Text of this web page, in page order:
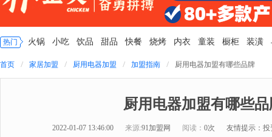
热门 火锅 小吃 饮品 甜品 快餐 烧烤 内衣 童装 橱柜 装潢
首页 家居加盟 厨用电器加盟 加盟指南 厨用电器加盟有哪些品牌
厨用电器加盟有哪些
2022-01-07 13:46:00 来源:91加盟网 阅读： 0次 友情提示：